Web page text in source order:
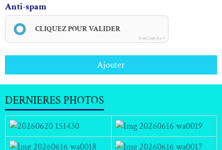
Anti-spam
CLIQUEZ POUR VALIDER
IconCaptcha ©
Ajouter
DERNIERES PHOTOS